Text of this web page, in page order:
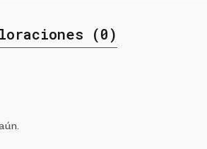
(0)